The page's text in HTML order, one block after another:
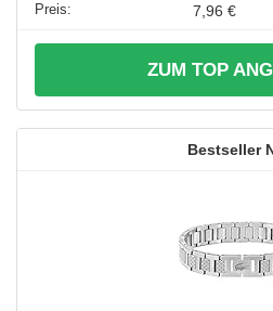
7,96 €
ZUM TOP